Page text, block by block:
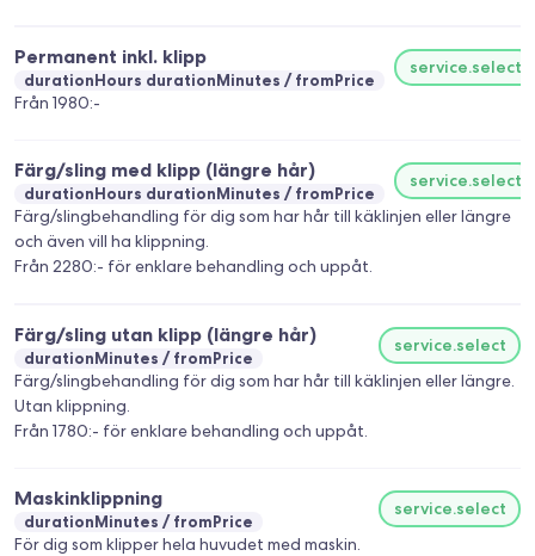
Permanent inkl. klipp
durationHours durationMinutes fromPrice
service.select
Från 1980:-
Färg/sling med klipp (längre hår)
durationHours durationMinutes fromPrice
service.select
Färg/slingbehandling för dig som har hår till käklinjen eller längre
och även vill ha klippning.
Från 2280:- för enklare behandling och uppåt.
Färg/sling utan klipp (längre hår)
durationMinutes fromPrice
service.select
Färg/slingbehandling för dig som har hår till käklinjen eller längre.
Utan klippning.
Från 1780:- för enklare behandling och uppåt.
Maskinklippning
durationMinutes fromPrice
service.select
För dig som klipper hela huvudet med maskin.